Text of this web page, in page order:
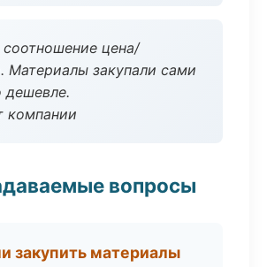
цена/
Материалы закупали сами
компании
вопросы
закупить материалы